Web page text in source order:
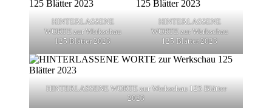
HINTERLASSENE
WORTE zur Werkschau
125 Blätter 2023
HINTERLASSENE
WORTE zur Werkschau
125 Blätter 2023
HINTERLASSENE WORTE zur Werkschau 125 Blätter
2023